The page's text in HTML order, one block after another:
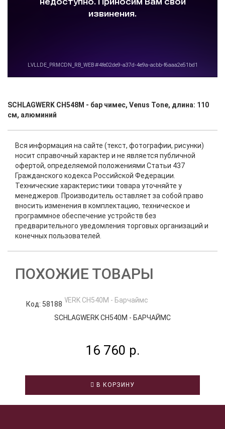
SCHLAGWERK CH548M - бар чимес, Venus Tone, длина: 110
cм, алюминий
Вся информация на сайте (текст, фотографии, рисунки)
носит справочный характер и не является публичной
офертой, определяемой положениями Статьи 437
Гражданского кодекса Российской Федерации.
Технические характеристики товара уточняйте у
менеджеров. Производитель оставляет за собой право
вносить изменения в комплектацию, техническое и
программное обеспечение устройств без
предварительного уведомления торговых организаций и
конечных пользователей.
ПОХОЖИЕ ТОВАРЫ
Код: 58188
SCHLAGWERK CH540M - БАРЧАЙМС
16 760 р.
В КОРЗИНУ